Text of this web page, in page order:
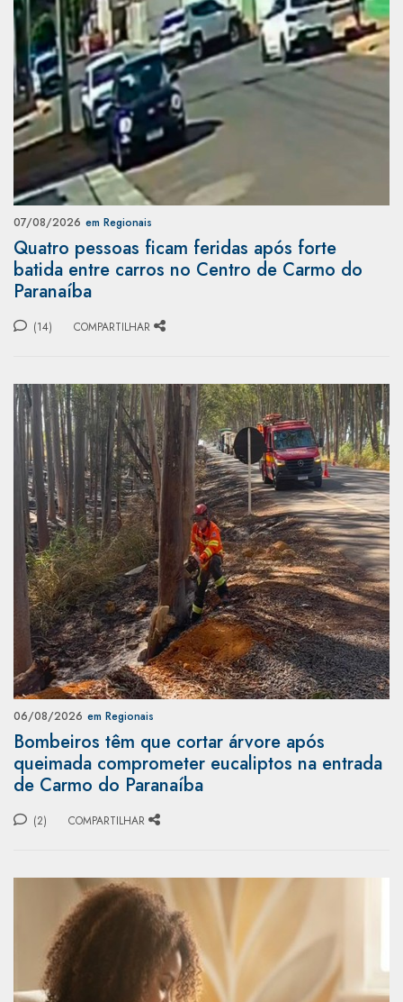
07/08/2026 em Regionais
Quatro pessoas ficam feridas após forte
batida entre carros no Centro de Carmo do
Paranaíba
(14) COMPARTILHAR
06/08/2026 em Regionais
Bombeiros têm que cortar árvore após
queimada comprometer eucaliptos na entrada
de Carmo do Paranaíba
(2) COMPARTILHAR